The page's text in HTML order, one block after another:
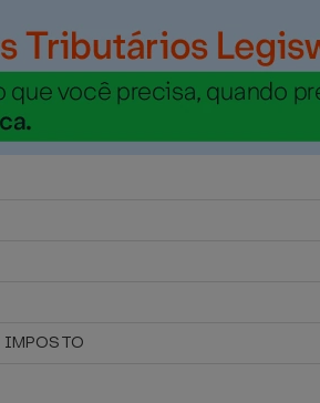
IMPOSTO